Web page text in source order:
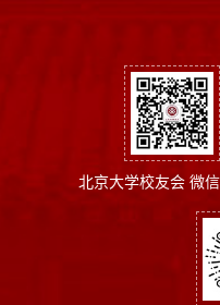
北京大学校友会 微